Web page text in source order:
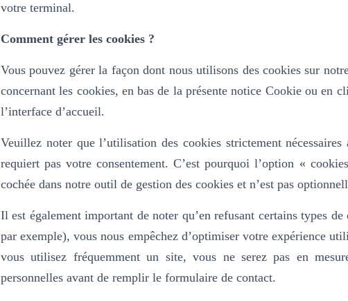
votre terminal.
Comment gérer les cookies ?
Vous pouvez gérer la façon dont nous utilisons des cookies sur
concernant les cookies, en bas de la présente notice Cookie ou en
l’interface d’accueil.
Veuillez noter que l’utilisation des cookies strictement
requiert pas votre consentement. C’est pourquoi l’option «
cochée dans notre outil de gestion des cookies et n’est pas
Il est également important de noter qu’en refusant certains types
par exemple), vous nous empêchez d’optimiser votre expérience
vous utilisez fréquemment un site, vous ne serez pas en
personnelles avant de remplir le formulaire de contact.